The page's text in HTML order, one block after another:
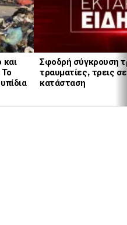
και
Σφοδρή σύγκρουση
τραυματίες, τρεις
κατάσταση